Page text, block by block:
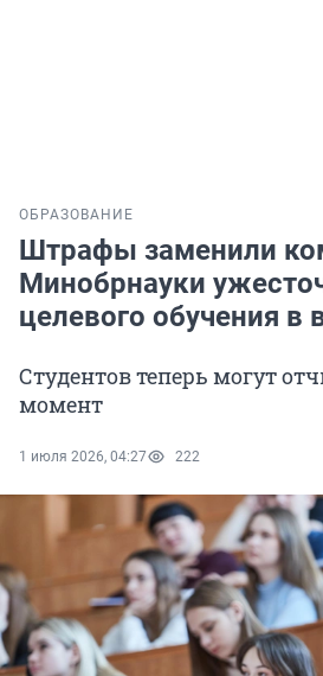
ОБРАЗОВАНИЕ
Штрафы заменили
Минобрнауки
целевого обучения в
Студентов теперь могут
момент
1 июля 2026, 04:27 222